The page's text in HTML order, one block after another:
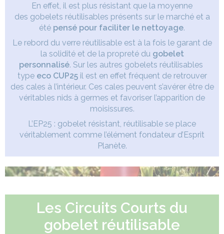
En effet, il est plus résistant que la moyenne
des gobelets réutilisables présents sur le marché et a
été pensé pour faciliter le nettoyage.
Le rebord du verre réutilisable est à la fois le garant de
la solidité et de la propreté du gobelet
personnalisé. Sur les autres gobelets réutilisables
type eco CUP25il est en effet fréquent de retrouver
des cales à l’intérieur. Ces cales peuvent s’avérer être de
véritables nids à germes et favoriser l’apparition de
moisissures.
L’EP25 : gobelet résistant, réutilisable se place
véritablement comme l’élément fondateur d’Esprit
Planète.
Les Circuits Courts du
gobelet réutilisable